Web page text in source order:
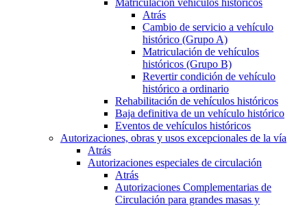
Matriculación vehículos históricos
Atrás
Cambio de servicio a vehículo
histórico (Grupo A)
Matriculación de vehículos
históricos (Grupo B)
Revertir condición de vehículo
histórico a ordinario
Rehabilitación de vehículos históricos
Baja definitiva de un vehículo histórico
Eventos de vehículos históricos
Autorizaciones, obras y usos excepcionales de la vía
Atrás
Autorizaciones especiales de circulación
Atrás
Autorizaciones Complementarias de
Circulación para grandes masas y